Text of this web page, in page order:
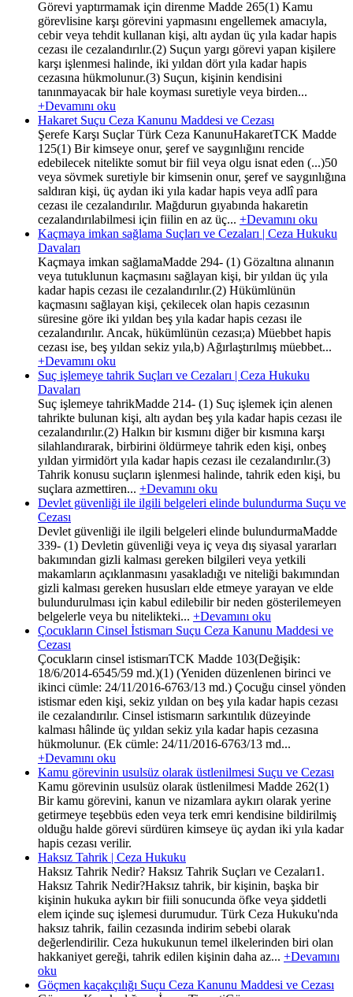
Görevi yaptırmamak için direnme Madde 265(1) Kamu
görevlisine karşı görevini yapmasını engellemek amacıyla,
cebir veya tehdit kullanan kişi, altı aydan üç yıla kadar hapis
cezası ile cezalandırılır.(2) Suçun yargı görevi yapan kişilere
karşı işlenmesi halinde, iki yıldan dört yıla kadar hapis
cezasına hükmolunur.(3) Suçun, kişinin kendisini
tanınmayacak bir hale koyması suretiyle veya birden...
+Devamını oku
Hakaret Suçu Ceza Kanunu Maddesi ve Cezası
Şerefe Karşı Suçlar Türk Ceza KanunuHakaretTCK Madde
125(1) Bir kimseye onur, şeref ve saygınlığını rencide
edebilecek nitelikte somut bir fiil veya olgu isnat eden (...)50
veya sövmek suretiyle bir kimsenin onur, şeref ve saygınlığına
saldıran kişi, üç aydan iki yıla kadar hapis veya adlî para
cezası ile cezalandırılır. Mağdurun gıyabında hakaretin
cezalandırılabilmesi için fiilin en az üç... +Devamını oku
Kaçmaya imkan sağlama Suçları ve Cezaları | Ceza Hukuku
Davaları
Kaçmaya imkan sağlamaMadde 294- (1) Gözaltına alınanın
veya tutuklunun kaçmasını sağlayan kişi, bir yıldan üç yıla
kadar hapis cezası ile cezalandırılır.(2) Hükümlünün
kaçmasını sağlayan kişi, çekilecek olan hapis cezasının
süresine göre iki yıldan beş yıla kadar hapis cezası ile
cezalandırılır. Ancak, hükümlünün cezası;a) Müebbet hapis
cezası ise, beş yıldan sekiz yıla,b) Ağırlaştırılmış müebbet...
+Devamını oku
Suç işlemeye tahrik Suçları ve Cezaları | Ceza Hukuku
Davaları
Suç işlemeye tahrikMadde 214- (1) Suç işlemek için alenen
tahrikte bulunan kişi, altı aydan beş yıla kadar hapis cezası ile
cezalandırılır.(2) Halkın bir kısmını diğer bir kısmına karşı
silahlandırarak, birbirini öldürmeye tahrik eden kişi, onbeş
yıldan yirmidört yıla kadar hapis cezası ile cezalandırılır.(3)
Tahrik konusu suçların işlenmesi halinde, tahrik eden kişi, bu
suçlara azmettiren... +Devamını oku
Devlet güvenliği ile ilgili belgeleri elinde bulundurma Suçu ve
Cezası
Devlet güvenliği ile ilgili belgeleri elinde bulundurmaMadde
339- (1) Devletin güvenliği veya iç veya dış siyasal yararları
bakımından gizli kalması gereken bilgileri veya yetkili
makamların açıklanmasını yasakladığı ve niteliği bakımından
gizli kalması gereken hususları elde etmeye yarayan ve elde
bulundurulması için kabul edilebilir bir neden gösterilemeyen
belgelerle veya bu nitelikteki... +Devamını oku
Çocukların Cinsel İstismarı Suçu Ceza Kanunu Maddesi ve
Cezası
Çocukların cinsel istismarıTCK Madde 103(Değişik:
18/6/2014-6545/59 md.)(1) (Yeniden düzenlenen birinci ve
ikinci cümle: 24/11/2016-6763/13 md.) Çocuğu cinsel yönden
istismar eden kişi, sekiz yıldan on beş yıla kadar hapis cezası
ile cezalandırılır. Cinsel istismarın sarkıntılık düzeyinde
kalması hâlinde üç yıldan sekiz yıla kadar hapis cezasına
hükmolunur. (Ek cümle: 24/11/2016-6763/13 md...
+Devamını oku
Kamu görevinin usulsüz olarak üstlenilmesi Suçu ve Cezası
Kamu görevinin usulsüz olarak üstlenilmesi Madde 262(1)
Bir kamu görevini, kanun ve nizamlara aykırı olarak yerine
getirmeye teşebbüs eden veya terk emri kendisine bildirilmiş
olduğu halde görevi sürdüren kimseye üç aydan iki yıla kadar
hapis cezası verilir.
Haksız Tahrik | Ceza Hukuku
Haksız Tahrik Nedir? Haksız Tahrik Suçları ve Cezaları1.
Haksız Tahrik Nedir?Haksız tahrik, bir kişinin, başka bir
kişinin hukuka aykırı bir fiili sonucunda öfke veya şiddetli
elem içinde suç işlemesi durumudur. Türk Ceza Hukuku'nda
haksız tahrik, failin cezasında indirim sebebi olarak
değerlendirilir. Ceza hukukunun temel ilkelerinden biri olan
hakkaniyet gereği, tahrik edilen kişinin daha az... +Devamını
oku
Göçmen kaçakçılığı Suçu Ceza Kanunu Maddesi ve Cezası